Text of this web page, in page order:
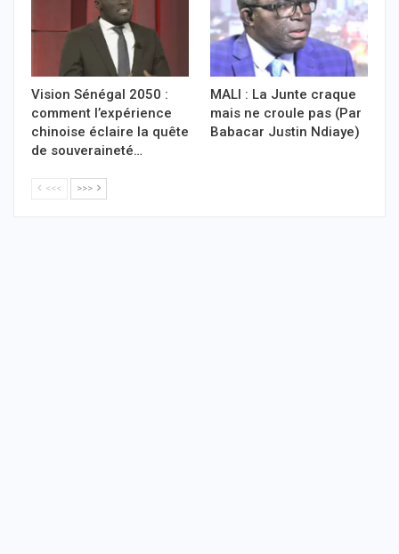
Vision Sénégal 2050 :
comment l’expérience
chinoise éclaire la quête
de souveraineté…
MALI : La Junte craque
mais ne croule pas (Par
Babacar Justin Ndiaye)
<<< >>>